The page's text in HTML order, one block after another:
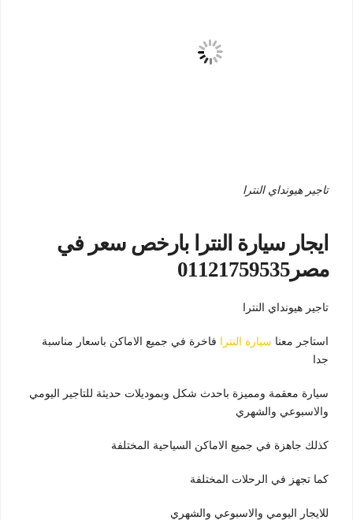
تاجير هيونداي النترا
ايجار سيارة النترا بارخص سعر في
مصر01121759535
تاجير هيونداي النترا
استاجر معنا سيارة النترا
فاخرة في جميع الاماكن باسعار مناسبة
جدا
سيارة معقمة ومميزة باحدث شكل وبموديلات حديثة للتاجير اليومي
والاسبوعي والشهري
كذلك جاهزة في جميع الاماكن السياحية المختلفة
كما تجهز في الرحلات المختلفة
للايجار اليومي والاسبوعي والشهري